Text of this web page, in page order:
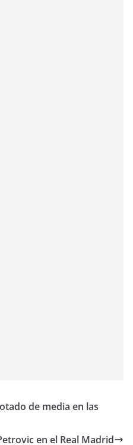
de media en las
en el Real Madrid